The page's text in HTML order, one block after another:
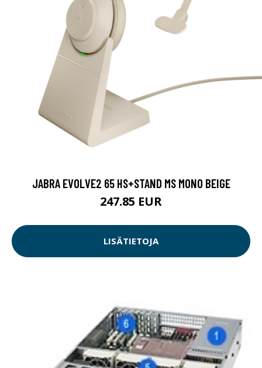
JABRA EVOLVE2 65 HS+STAND MS MONO BEIGE
247.85 EUR
LISÄTIETOJA